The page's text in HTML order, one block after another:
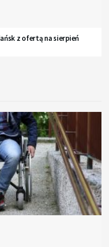
z ofertą na sierpień